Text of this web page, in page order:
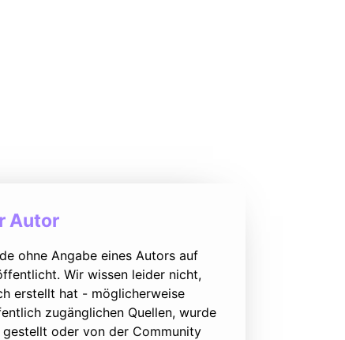
Autor
ohne Angabe eines Autors auf
Wir wissen leider nicht,
erstellt hat - möglicherweise
zugänglichen Quellen, wurde
gestellt oder von der Community